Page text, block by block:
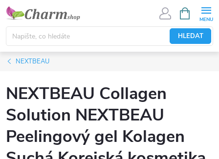
Přejít
obsah
HLEDAT
NÁKUPNÍ
KOŠÍK
NEXTBEAU
NEXTBEAU Collagen
Solution NEXTBEAU
Peelingový gel Kolagen